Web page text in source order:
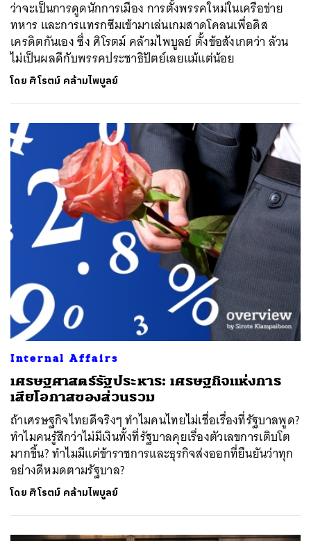
ว่าจะเป็นการดูดนักการเมือง การตั้งพรรคใหม่ในเครือข่าย
ทหาร และการแทรกซึมเข้ามาเล่นเกมสาดโคลนเพื่อดิส
เครดิตกันเอง ซึ่ง ศิโรตม์ คล้ามไพบูลย์ ตั้งข้อสังเกตว่า ล้วน
ไม่เป็นผลดีกับพรรคประชาธิปัตย์เลยแม้แต่น้อย
โดย ศิโรตม์ คล้ามไพบูลย์
Internal Affairs
เศรษฐศาสตร์รัฐประหาร: เศรษฐกิจแห่งการ
เสียโอกาสของส่วนรวม
ถ้าเศรษฐกิจไทยดีจริงๆ ทำไมคนไทยไม่เชื่อเรื่องที่รัฐบาลพูด?
ทำไมคนรู้สึกว่าไม่มีเงินทั้งที่รัฐบาลคุยเรื่องตัวเลขการเติบโต
มากขึ้น? ทำไมมีแต่ข้าราชการและธุรกิจส่งออกที่ยืนยันว่าทุก
อย่างดีหมดตามรัฐบาล?
โดย ศิโรตม์ คล้ามไพบูลย์